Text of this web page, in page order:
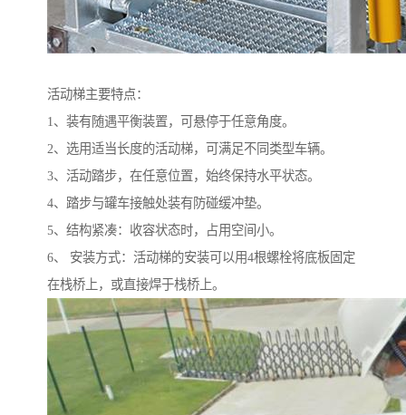
活动梯主要特点：
1、装有随遇平衡装置，可悬停于任意角度。
2、选用适当长度的活动梯，可满足不同类型车辆。
3、活动踏步，在任意位置，始终保持水平状态。
4、踏步与罐车接触处装有防碰缓冲垫。
5、结构紧凑：收容状态时，占用空间小。
6、 安装方式：活动梯的安装可以用4根螺栓将底板固定
在栈桥上，或直接焊于栈桥上。